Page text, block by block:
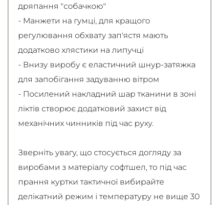
дряпання "собачкою"
- Манжети на гумці, для кращого
регулювання обхвату зап'ястя мають
додатково хлястики на липучці
- Внизу виробу є еластичний шнур-затяжка
для запобігання задуванню вітром
- Посилений накладний шар тканини в зоні
ліктів створює додатковий захист від
механічних чинників під час руху.
Зверніть увагу, що стосується догляду за
виробами з матеріалу софтшел, то під час
прання куртки тактичної вибирайте
делікатний режим і температуру не вище 30